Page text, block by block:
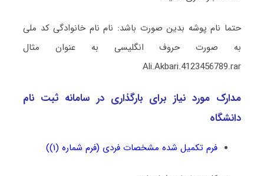
حتما نام پوشه بدین صورت باشد: نام نام خانوادگی کد ملی
به صورت حروف انگلیسی به عنوان مثال
Ali.Akbari.4123456789.rar
مدارک مورد نیاز برای بارگذاری در سامانه ثبت نام
دانشگاه
فرم تکمیل شده مشخصات فردی (فرم شماره (۱))